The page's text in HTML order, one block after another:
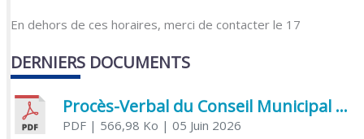
En dehors de ces horaires, merci de contacter le 17
DERNIERS DOCUMENTS
Procès-Verbal du Conseil Municipal du 5 juin 2026
PDF| 566,98 Ko | 05 Juin 2026